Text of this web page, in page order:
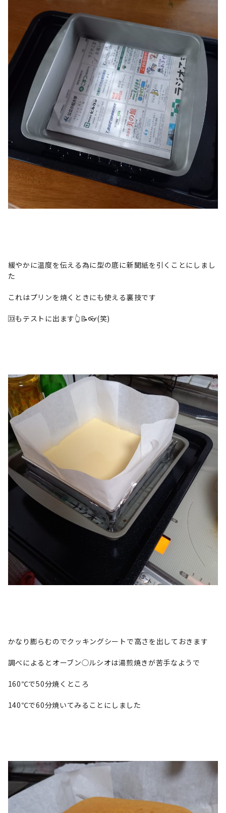
緩やかに温度を伝える為に型の底に新聞紙を引くことにしまし
た
これはプリンを焼くときにも使える裏技です
🈁️もテストに出ます👆📝👓️(笑)
かなり膨らむのでクッキングシートで高さを出しておきます
調べによるとオーブン◯ルシオは湯煎焼きが苦手なようで
160℃で50分焼くところ
140℃で60分焼いてみることにしました